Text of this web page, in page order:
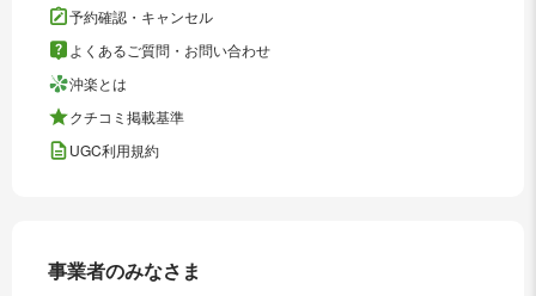
予約確認・キャンセル
よくあるご質問・お問い合わせ
沖楽とは
クチコミ掲載基準
UGC利用規約
事業者のみなさま